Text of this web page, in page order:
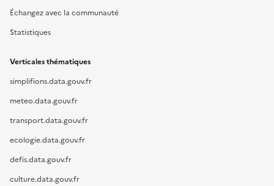
Échangez avec la communauté
Statistiques
Verticales thématiques
simplifions.data.gouv.fr
meteo.data.gouv.fr
transport.data.gouv.fr
ecologie.data.gouv.fr
defis.data.gouv.fr
culture.data.gouv.fr